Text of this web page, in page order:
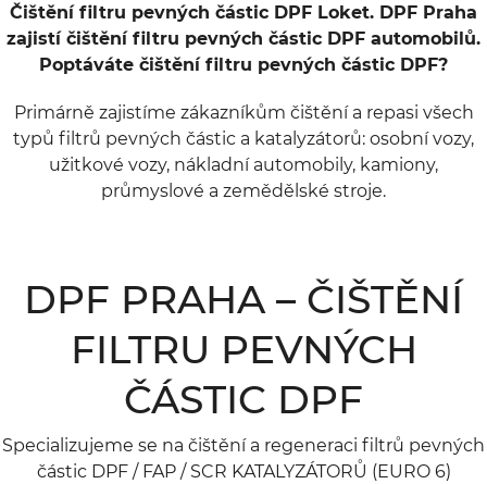
Čištění filtru pevných částic DPF Loket. DPF Praha
zajistí čištění filtru pevných částic DPF automobilů.
Poptáváte čištění filtru pevných částic DPF?
Primárně zajistíme zákazníkům čištění a repasi všech
typů filtrů pevných částic a katalyzátorů: osobní vozy,
užitkové vozy, nákladní automobily, kamiony,
průmyslové a zemědělské stroje.
DPF PRAHA – ČIŠTĚNÍ
FILTRU PEVNÝCH
ČÁSTIC DPF
Specializujeme se na čištění a regeneraci filtrů pevných
částic DPF / FAP / SCR KATALYZÁTORŮ (EURO 6)